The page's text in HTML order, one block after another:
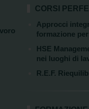
CORSI
Approcci
formazione
HSE
nei luoghi di
R.E.F.